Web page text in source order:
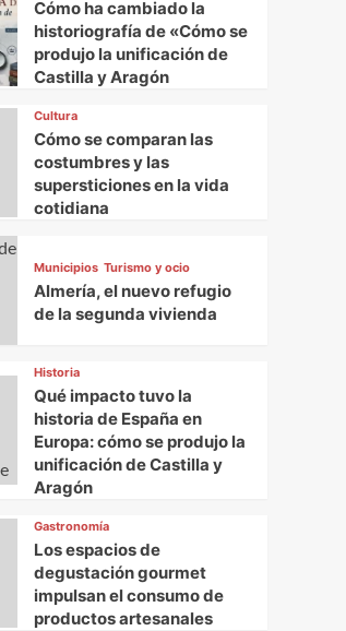
Cómo ha cambiado la
historiografía de «Cómo se
produjo la unificación de
Castilla y Aragón
Cultura
Cómo se comparan las
costumbres y las
supersticiones en la vida
cotidiana
Municipios Turismo y ocio
Almería, el nuevo refugio
de la segunda vivienda
Historia
Qué impacto tuvo la
historia de España en
Europa: cómo se produjo la
unificación de Castilla y
Aragón
Gastronomía
Los espacios de
degustación gourmet
impulsan el consumo de
productos artesanales